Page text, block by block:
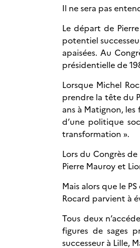
Il ne sera pas
Le départ de
potentiel
apaisées. Au
présidentielle de
Lorsque Michel
prendre la tête du
ans à Matignon,
d’une politique
transformation ».
Lors du Congrès
Pierre Mauroy et
Mais alors que le
Rocard parvient à
Tous deux
figures de sages
successeur à Lille,